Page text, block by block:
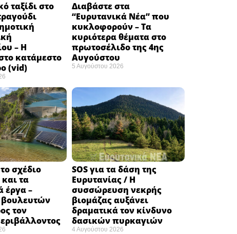
ταξίδι στο
– Η
κατάμεστο
(vid)
Διαβάστε στα
“Ευρυτανικά Νέα” που
κυκλοφορούν – Τα
κυριότερα θέματα στο
πρωτοσέλιδο της 4ης
Αυγούστου
5 Αυγούστου 2026
σχέδιο
τα
έργα –
τον
SOS για τα δάση της
Ευρυτανίας / Η
συσσώρευση νεκρής
βιομάζας αυξάνει
δραματικά τον κίνδυνο
δασικών πυρκαγιών
4 Αυγούστου 2026